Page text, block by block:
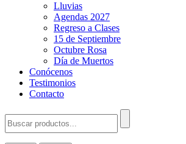
Lluvias
Agendas 2027
Regreso a Clases
15 de Septiembre
Octubre Rosa
Día de Muertos
Conócenos
Testimonios
Contacto